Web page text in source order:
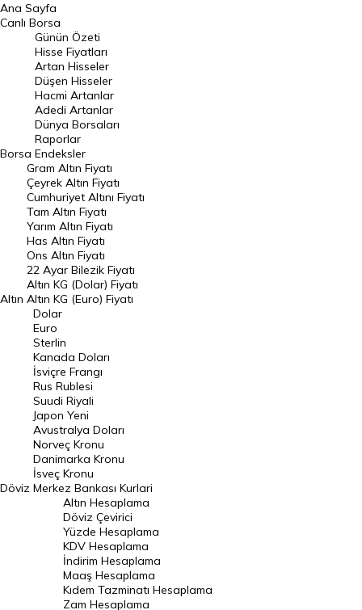
BIST 100 Hisseleri
En Çok Artan Hisseler
En Çok Düşen Hisseler
Hacmi Artanlar
Geçmiş Kapanışlar
Dünya Borsaları
Raporlar
Endeksler
DÖVİZ
Döviz Kuru
Dolar Kuru
Euro Kuru
Pound Kuru
Frank Kuru
Riyal Kuru
Avustralya Doları
Danimarka Kronu Kuru
Kanada Doları Kuru
Norveç Kronu Kuru
İsveç Kronu Kuru
Japon Yeni Kuru
Serbest Piyasa Döviz Kurları
Merkez Bankası Döviz Kurları
Ana Sayfa
Canlı Borsa
Borsa
Günün Özeti
Hisse Fiyatları
Artan Hisseler
Düşen Hisseler
Hacmi Artanlar
Adedi Artanlar
Dünya Borsaları
Raporlar
Endeksler
Altın
Gram Altın Fiyatı
Çeyrek Altın Fiyatı
Cumhuriyet Altını Fiyatı
Tam Altın Fiyatı
Yarım Altın Fiyatı
Has Altın Fiyatı
Ons Altın Fiyatı
22 Ayar Bilezik Fiyatı
Altın KG (Dolar) Fiyatı
Altın KG (Euro) Fiyatı
Döviz
Dolar
Euro
Sterlin
Kanada Doları
İsviçre Frangı
Rus Rublesi
Suudi Riyali
Japon Yeni
Avustralya Doları
Norveç Kronu
Danimarka Kronu
İsveç Kronu
Merkez Bankası Kurlari
Altın Hesaplama
Döviz Çevirici
Yüzde Hesaplama
KDV Hesaplama
İndirim Hesaplama
Maaş Hesaplama
Kıdem Tazminatı Hesaplama
Zam Hesaplama